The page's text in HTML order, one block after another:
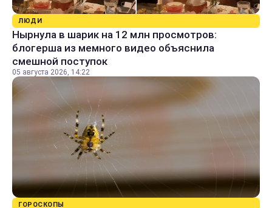
ЛЮДИ
Нырнула в шарик на 12 млн просмотров:
блогерша из мемного видео объяснила
смешной поступок
05 августа 2026, 14:22
ГОРОСКОПЫ